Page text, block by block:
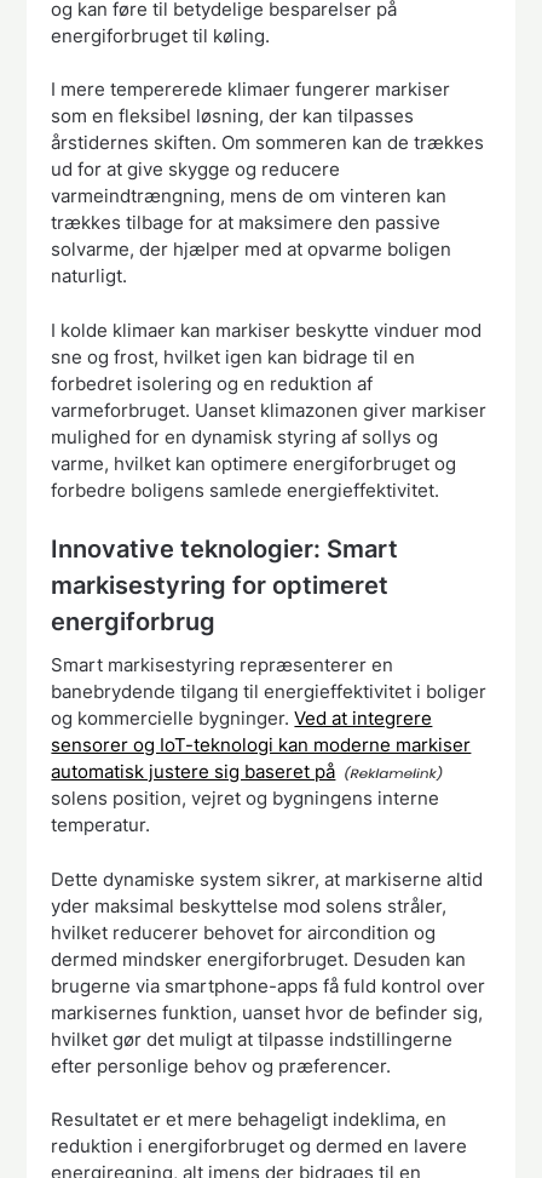
og kan føre til betydelige besparelser på
energiforbruget til køling.
I mere tempererede klimaer fungerer markiser
som en fleksibel løsning, der kan tilpasses
årstidernes skiften. Om sommeren kan de trækkes
ud for at give skygge og reducere
varmeindtrængning, mens de om vinteren kan
trækkes tilbage for at maksimere den passive
solvarme, der hjælper med at opvarme boligen
naturligt.
I kolde klimaer kan markiser beskytte vinduer mod
sne og frost, hvilket igen kan bidrage til en
forbedret isolering og en reduktion af
varmeforbruget. Uanset klimazonen giver markiser
mulighed for en dynamisk styring af sollys og
varme, hvilket kan optimere energiforbruget og
forbedre boligens samlede energieffektivitet.
Innovative teknologier: Smart
markisestyring for optimeret
energiforbrug
Smart markisestyring repræsenterer en
banebrydende tilgang til energieffektivitet i boliger
og kommercielle bygninger.Ved at integrere
sensorer og IoT-teknologi kan moderne markiser
automatisk justere sig baseret på
solens position, vejret og bygningens interne
temperatur.
Dette dynamiske system sikrer, at markiserne altid
yder maksimal beskyttelse mod solens stråler,
hvilket reducerer behovet for aircondition og
dermed mindsker energiforbruget. Desuden kan
brugerne via smartphone-apps få fuld kontrol over
markisernes funktion, uanset hvor de befinder sig,
hvilket gør det muligt at tilpasse indstillingerne
efter personlige behov og præferencer.
Resultatet er et mere behageligt indeklima, en
reduktion i energiforbruget og dermed en lavere
energiregning, alt imens der bidrages til en